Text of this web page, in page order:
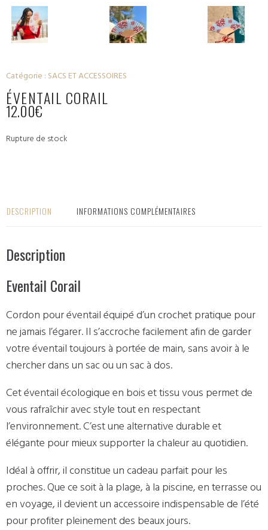
Catégorie : SACS ET ACCESSOIRES
ÉVENTAIL CORAIL
12.00€
Rupture de stock
DESCRIPTION INFORMATIONS COMPLÉMENTAIRES
Description
Eventail Corail
Cordon pour éventail équipé d’un crochet pratique pour
ne jamais l’égarer. Il s’accroche facilement afin de garder
votre éventail toujours à portée de main, sans avoir à le
chercher dans un sac ou un sac à dos.
Cet éventail écologique en bois et tissu vous permet de
vous rafraîchir avec style tout en respectant
l’environnement. C’est une alternative durable et
élégante pour mieux supporter la chaleur au quotidien.
Idéal à offrir, il constitue un cadeau parfait pour les
proches. Que ce soit à la plage, à la piscine, en terrasse ou
en voyage, il devient un accessoire indispensable de l’été
pour profiter pleinement des beaux jours.